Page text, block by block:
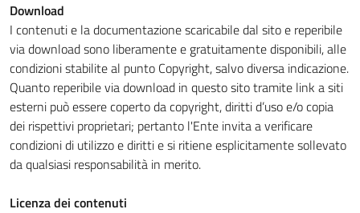
Download
I contenuti e la documentazione scaricabile dal sito e reperibile
via download sono liberamente e gratuitamente disponibili, alle
condizioni stabilite al punto Copyright, salvo diversa indicazione.
Quanto reperibile via download in questo sito tramite link a siti
esterni può essere coperto da copyright, diritti d’uso e/o copia
dei rispettivi proprietari; pertanto l'Ente invita a verificare
condizioni di utilizzo e diritti e si ritiene esplicitamente sollevato
da qualsiasi responsabilità in merito.
Licenza dei contenuti